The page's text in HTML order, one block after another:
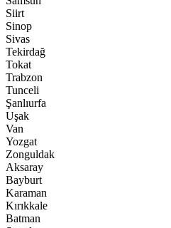
Siirt
Sinop
Sivas
Tekirdağ
Tokat
Trabzon
Tunceli
Şanlıurfa
Uşak
Van
Yozgat
Zonguldak
Aksaray
Bayburt
Karaman
Kırıkkale
Batman